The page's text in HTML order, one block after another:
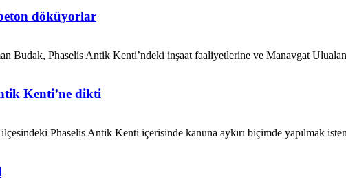
döküyorlar
Phaselis Antik Kenti’ndeki inşaat faaliyetlerine ve Manavgat
Kenti’ne dikti
Phaselis Antik Kenti içerisinde kanuna aykırı biçimde yapılmak